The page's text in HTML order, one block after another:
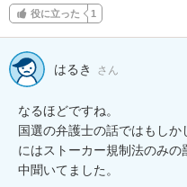
役に立った 1
はるき さん
なるほどですね。
国選の弁護士の話ではもし
にはストーカー規制法のみ
中聞いてました。